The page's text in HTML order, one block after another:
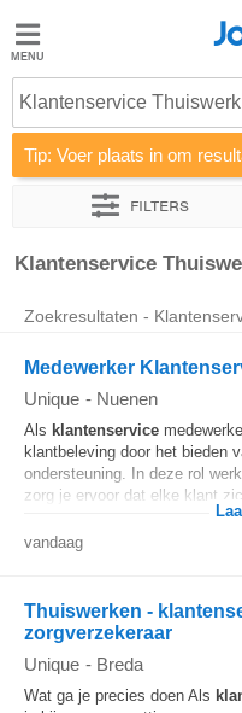
Jobted
Vacatures
Salarissen
Klantenservice Thuiswerk
Tip: Voer plaats in om
Filters
Sorteer op Bedrijf
Klantenservice
Zoekresultaten -
Medewerker
Unique - Nuenen
Als klantenservice
klantbeleving door het bieden
ondersteuning. In deze rol
zorg je ervoor dat elke klant
vandaag
Thuiswerken -
zorgverzekeraar
Unique - Breda
Wat ga je precies doen Als